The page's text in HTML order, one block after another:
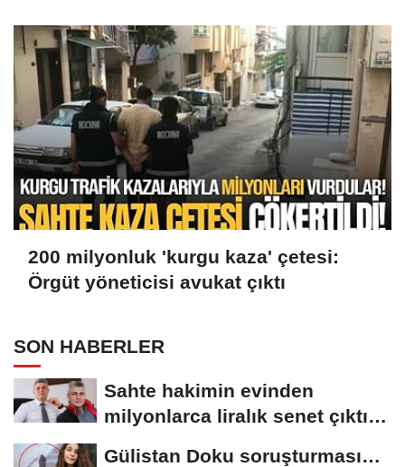
200 milyonluk 'kurgu kaza' çetesi:
Örgüt yöneticisi avukat çıktı
SON HABERLER
Sahte hakimin evinden
milyonlarca liralık senet çıktı:
Gülistan Doku soruşturması…